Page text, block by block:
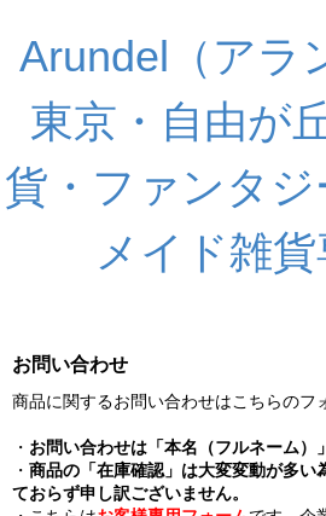
Arundel（アラ
東京・自由が
貨・ファンタジ
メイド雑
お問い合わせ
商品に関するお問い合わせはこちらのフ
・ お問い合わせは「本名（フルネーム）
・ 商品の「在庫確認」は大変変動が多い
ておらず申し訳ございません。